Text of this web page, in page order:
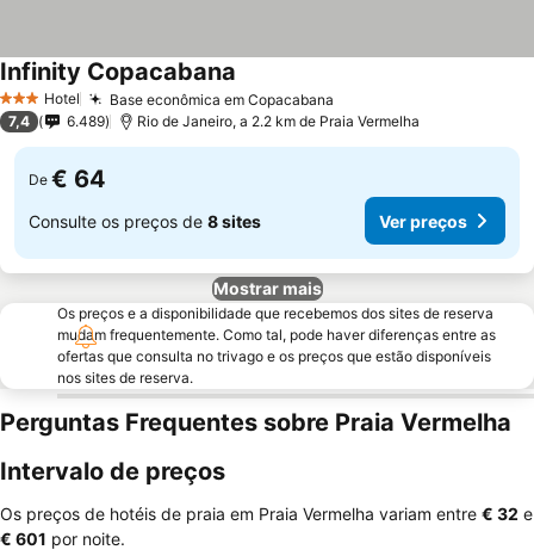
3 EstrelasHotel Base econômica em Copacabana
Infinity Copacabana
7,4 6.489 Rio de Janeiro, a 2.2 km de Praia Vermelha
De € 64
Consulte os preços de 8 sites Ver preços
Mostrar mais
Os preços e a disponibilidade que recebemos dos sites de reserva
mudam frequentemente. Como tal, pode haver diferenças entre as
ofertas que consulta no trivago e os preços que estão disponíveis
nos sites de reserva.
Perguntas Frequentes sobre Praia Vermelha
Intervalo de preços
Os preços de hotéis de praia em Praia Vermelha variam entre ‎€ 32 e
‎€ 601 por noite.